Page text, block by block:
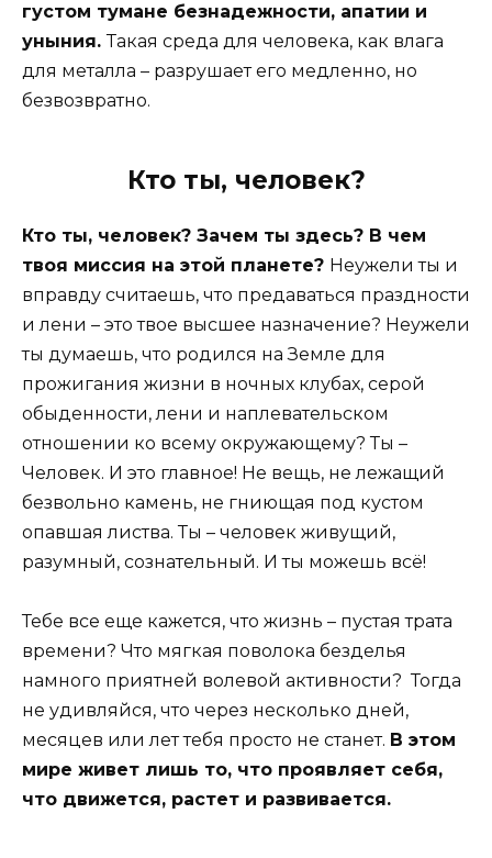
густом тумане безнадежности, апатии и
уныния.Такая среда для человека, как влага
для металла – разрушает его медленно, но
безвозвратно.
Кто ты, человек?
Кто ты, человек? Зачем ты здесь? В чем
твоя миссия на этой планете? Неужели ты и
вправду считаешь, что предаваться праздности
и лени – это твое высшее назначение? Неужели
ты думаешь, что родился на Земле для
прожигания жизни в ночных клубах, серой
обыденности, лени и наплевательском
отношении ко всему окружающему? Ты –
Человек. И это главное! Не вещь, не лежащий
безвольно камень, не гниющая под кустом
опавшая листва. Ты – человек живущий,
разумный, сознательный. И ты можешь всё!
Тебе все еще кажется, что жизнь – пустая трата
времени? Что мягкая поволока безделья
намного приятней волевой активности? Тогда
не удивляйся, что через несколько дней,
месяцев или лет тебя просто не станет. В этом
мире живет лишь то, что проявляет себя,
что движется, растет и развивается.